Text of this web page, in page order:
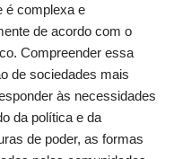
é complexa e
de acordo com o
Compreender essa
de sociedades mais
às necessidades
da política e da
de poder, as formas